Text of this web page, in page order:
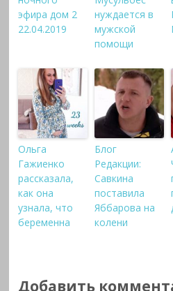
эфира дом 2
22.04.2019
нуждается в
мужской
помощи
Ольга
Гажиенко
рассказала,
как она
узнала, что
беременна
Блог
Редакции:
Савкина
поставила
Яббарова на
колени
Добавить